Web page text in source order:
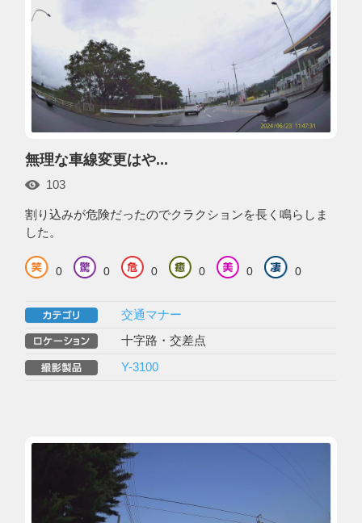
無理な車線変更はや...
103
割り込みが危険だったのでクラクションを長く鳴らしま
した。
0 0 0 0 0 0
交通マナー
十字路・交差点
Y-3100